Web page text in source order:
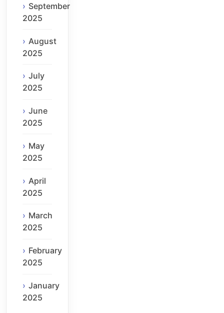
September
2025
August
2025
July
2025
June
2025
May
2025
April
2025
March
2025
February
2025
January
2025